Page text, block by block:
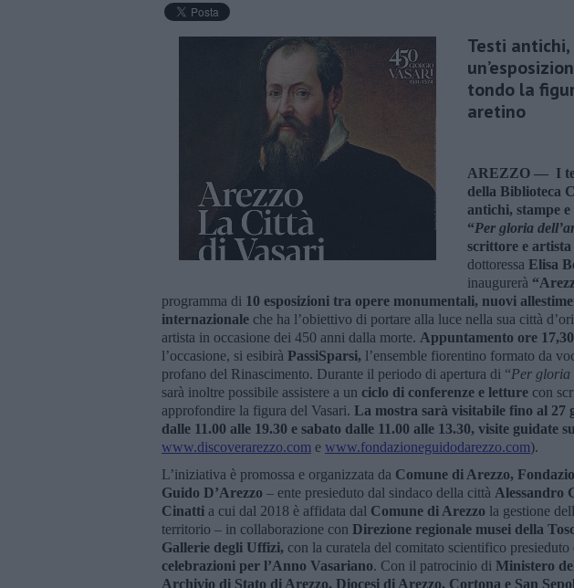
Testi
tondo la
aretino
AREZZO — I
della Biblioteca
antichi, stampe
“Per gloria
scrittore e
dottoressa Elisa
inaugurerà
programma di 10 esposizioni tra opere monumentali, nuovi
internazionale che ha l’obiettivo di portare alla luce nella sua città
artista in occasione dei 450 anni dalla morte. Appuntamento ore
l’occasione, si esibirà PassiSparsi, l’ensemble fiorentino formato da
profano del Rinascimento. Durante il periodo di apertura di “Per gloria
sarà inoltre possibile assistere a un ciclo di conferenze e letture con
approfondire la figura del Vasari. La mostra sarà visitabile fino al 27
dalle 11.00 alle 19.30 e sabato dalle 11.00 alle 13.30, visite guidate
www.discoverarezzo.com e www.fondazioneguidodarezzo.com).
L’iniziativa è promossa e organizzata da Comune di Arezzo,
Guido D’Arezzo – ente presieduto dal sindaco della città Alessandro
Cinatti a cui dal 2018 è affidata dal Comune di Arezzo la gestione
territorio – in collaborazione con Direzione regionale musei della
Gallerie degli Uffizi, con la curatela del comitato scientifico presieduto
celebrazioni per l’Anno Vasariano. Con il patrocinio di Ministero
Archivio di Stato di Arezzo, Diocesi di Arezzo, Cortona e San